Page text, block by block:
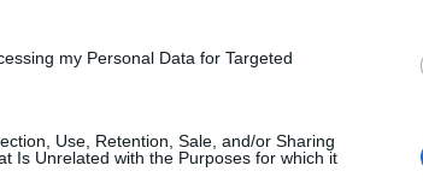
my Personal Data for Targeted
Use, Retention, Sale, and/or Sharing
Is Unrelated with the Purposes for which it